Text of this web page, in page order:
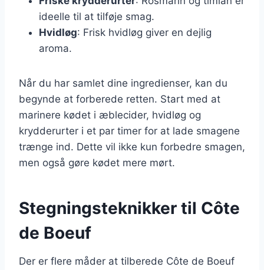
ideelle til at tilføje smag.
Hvidløg: Frisk hvidløg giver en dejlig
aroma.
Når du har samlet dine ingredienser, kan du
begynde at forberede retten. Start med at
marinere kødet i æblecider, hvidløg og
krydderurter i et par timer for at lade smagene
trænge ind. Dette vil ikke kun forbedre smagen,
men også gøre kødet mere mørt.
Stegningsteknikker til Côte
de Boeuf
Der er flere måder at tilberede Côte de Boeuf